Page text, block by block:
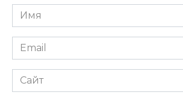
Имя
*
Email
*
Сайт